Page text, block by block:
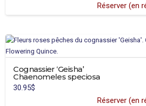
sur
page
du
Réserver (en
Cognassier ‘Geisha’
Chaenomeles speciosa
30.95$
Réserver (en